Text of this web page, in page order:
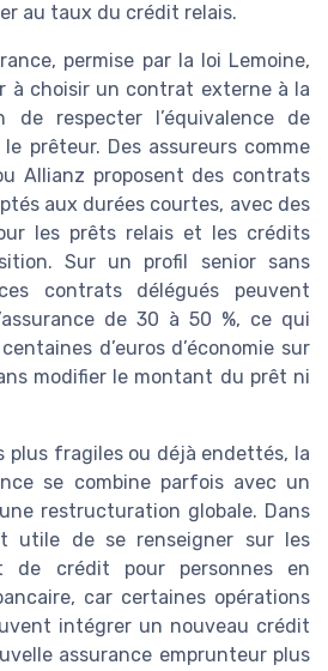
au taux du crédit relais.
permise par la loi Lemoine,
à choisir un contrat externe à la
de respecter l’équivalence de
prêteur. Des assureurs comme
Allianz proposent des contrats
aux durées courtes, avec des
les prêts relais et les crédits
Sur un profil senior sans
contrats délégués peuvent
de 30 à 50 %, ce qui
d’euros d’économie sur
modifier le montant du prêt ni
plus fragiles ou déjà endettés, la
se combine parfois avec un
restructuration globale. Dans
utile de se renseigner sur les
de crédit pour personnes en
car certaines opérations
intégrer un nouveau crédit
assurance emprunteur plus